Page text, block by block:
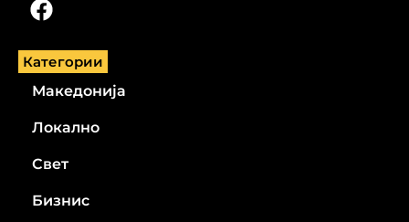
Категории
Македонија
Локално
Свет
Бизнис